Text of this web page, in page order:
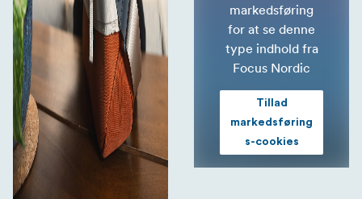
markedsføring
for at se denne
type indhold fra
Focus Nordic
Tillad
markedsføring
s-cookies